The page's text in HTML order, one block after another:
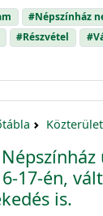
#Népszínház
#Részvétel
17-én,
is.